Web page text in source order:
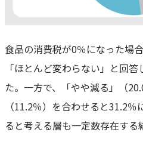
食品の消費税が0％になった場
「ほとんど変わらない」と回
た。一方で、「やや減る」（
（11.2％）を合わせると31.2
ると考える層も一定数存在する